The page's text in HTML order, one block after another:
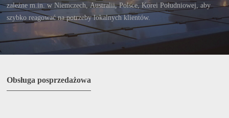
zależne m.in. w Niemczech, Australii, Polsce, Korei Południowej, aby
szybko reagować na potrzeby lokalnych klientów.
Obsługa posprzedażowa